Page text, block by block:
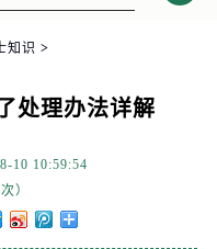
知识 >
处理办法详解
10 10:59:54
次）